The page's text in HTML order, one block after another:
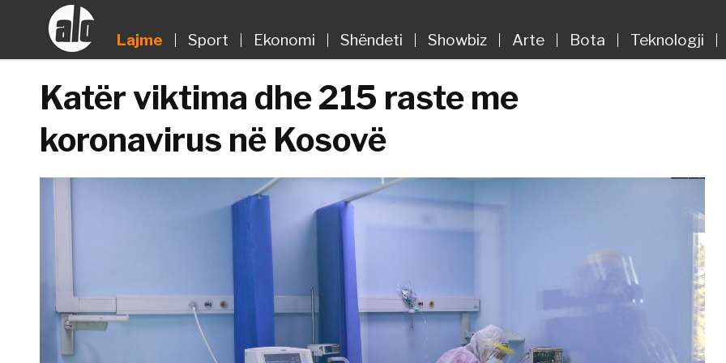
Lajme Sport Ekonomi Shëndeti Showbiz Arte Bota Teknologji
Katër viktima dhe 215 raste me
koronavirus në Kosovë